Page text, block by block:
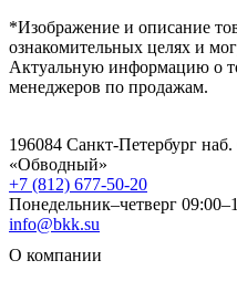
*Изображение и описание
ознакомительных целях и
Актуальную информацию о
менеджеров по продажам.
196084 Санкт-Петербург
«Обводный»
+7 (812) 677-50-20
Понедельник–четверг
info@bkk.su
О компании